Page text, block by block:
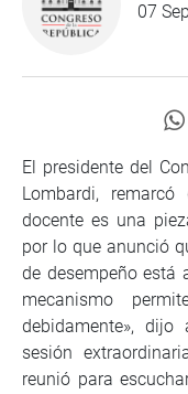
07
El presidente del
Lombardi,
docente es una
por lo que anunció
de desempeño está
mecanismo
debidamente»,
sesión
reunió para